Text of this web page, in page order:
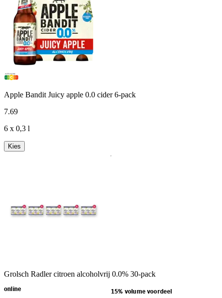
Apple Bandit Juicy apple 0.0 cider 6-pack
7.69
6 x 0,3 l
Kies
Grolsch Radler citroen alcoholvrij 0.0% 30-pack
online 15% volume voordeel